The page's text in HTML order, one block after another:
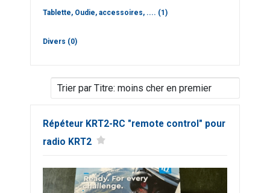
Tablette, Oudie, accessoires, .... (1)
Divers (0)
Répéteur KRT2-RC "remote control" pour
radio KRT2